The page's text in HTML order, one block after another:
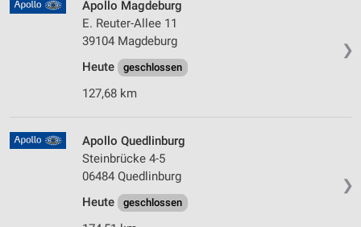
❯
Apollo Magdeburg
E. Reuter-Allee 11
39104 Magdeburg
Heute
geschlossen
127,68 km
❯
Apollo Quedlinburg
Steinbrücke 4-5
06484 Quedlinburg
Heute
geschlossen